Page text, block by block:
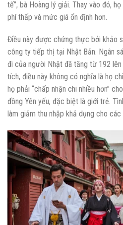
tế”, bà Hoàng lý giải. Thay vào đó,
phí thấp và mức giá ổn định hơn.
Điều này được chứng thực bởi khảo
công ty tiếp thị tại Nhật Bản. Ngân
đi của người Nhật đã tăng từ 192 lên
tích, điều này không có nghĩa là họ
họ phải “chấp nhận chi nhiều hơn”
đồng Yên yếu, đặc biệt là giới trẻ.
làm giảm thu nhập khả dụng cho